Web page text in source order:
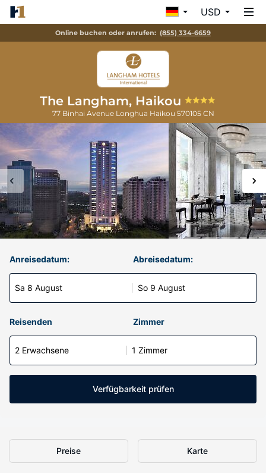
USD
Online buchen oder anrufen: (855) 334-6659
The Langham, Haikou
77 Binhai Avenue Longhua Haikou 570105 CN
Anreisedatum:
Sa 8 August
Abreisedatum:
So 9 August
Reisenden Zimmer
2 Erwachsene 1 Zimmer
Verfügbarkeit prüfen
Preise Karte